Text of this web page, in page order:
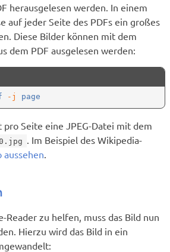
herausgelesen werden. In einem
auf jeder Seite des PDFs ein großes
Diese Bilder können mit dem
dem PDF ausgelesen werden:
-j
Seite eine JPEG-Datei mit dem
. Im Beispiel des Wikipedia-
aussehen
Reader zu helfen, muss das Bild nun
Hierzu wird das Bild in ein